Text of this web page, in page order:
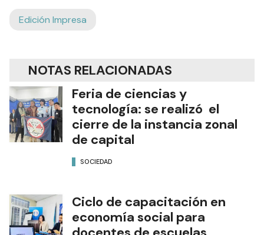
Edición Impresa
NOTAS RELACIONADAS
Feria de ciencias y
tecnología: se realizó el
cierre de la instancia zonal
de capital
SOCIEDAD
Ciclo de capacitación en
economía social para